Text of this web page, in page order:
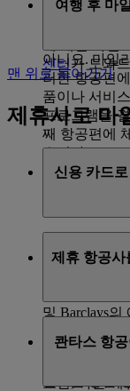
일부를 환불
공권에서 이
센터가 도와
여행 후 마
아니요. 마일
러한 항공편
품이나 서비
프로그램을
째 항공편에
습니다.
맨 위로 돌아가기
제휴사로 마
신용 카드
할 수 있습니
NBD, Abu
및 Barclays의
트 Skywards
또한, 다른 제
제휴 항공사
일리지가 모
비행 거리,
콴타스 항